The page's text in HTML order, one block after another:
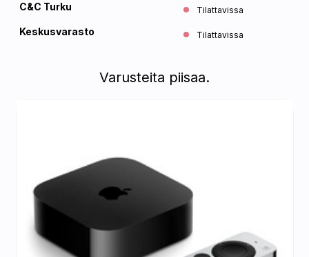
C&C Turku Tilattavissa
Keskusvarasto Tilattavissa
Varusteita piisaa.